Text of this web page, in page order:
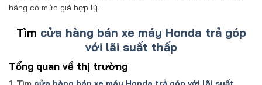
hãng có mức giá hợp lý.
Tìm cửa hàng bán xe máy Honda trả góp
với lãi suất thấp
Tổng quan về thị trường